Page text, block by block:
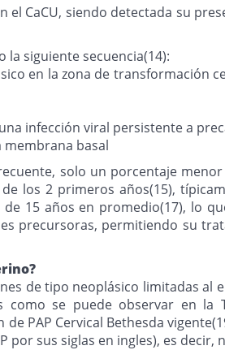
CaCU, siendo detectada su
la siguiente secuencia(14):
en la zona de transformación
infección viral persistente a
basal
solo un porcentaje
los 2 primeros años(15),
15 años en promedio(17), lo
precursoras, permitiendo su
de tipo neoplásico limitadas
como se puede observar en
PAP Cervical Bethesda
por sus siglas en ingles), es